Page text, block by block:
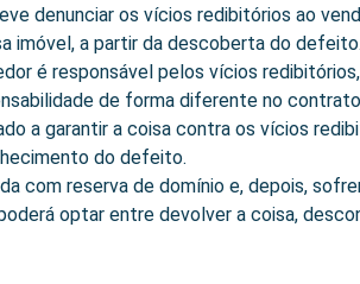
denunciar os vícios redibitórios ao
imóvel, a partir da descoberta do defeito.
é responsável pelos vícios
de forma diferente no
a garantir a coisa contra os vícios
do defeito.
com reserva de domínio e, depois,
optar entre devolver a coisa,